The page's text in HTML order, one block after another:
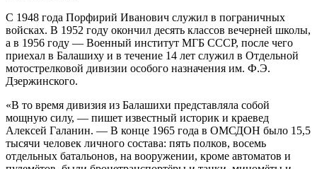
С 1948 года Порфирий Иванович служил в пограничных
войсках. В 1952 году окончил десять классов вечерней школы,
а в 1956 году — Военный институт МГБ СССР, после чего
приехал в Балашиху и в течение 14 лет служил в Отдельной
мотострелковой дивизии особого назначения им. Ф.Э.
Дзержинского.
«В то время дивизия из Балашихи представляла собой
мощную силу, — пишет известный историк и краевед
Алексей Галанин. — В конце 1965 года в ОМСДОН было 15,5
тысячи человек личного состава: пять полков, восемь
отдельных батальонов, на вооружении, кроме автоматов и